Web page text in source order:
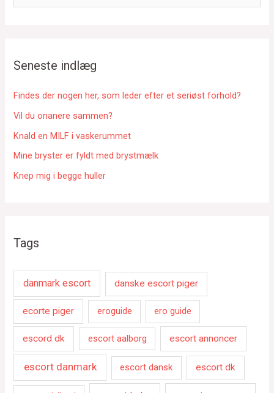
ø
f
e
r
:
Seneste indlæg
Findes der nogen her, som leder efter et seriøst forhold?
Vil du onanere sammen?
Knald en MILF i vaskerummet
Mine bryster er fyldt med brystmælk
Knep mig i begge huller
Tags
danmark escort danske escort piger
ecorte piger eroguide ero guide
escord dk escort aalborg escort annoncer
escort danmark escort dansk escort dk